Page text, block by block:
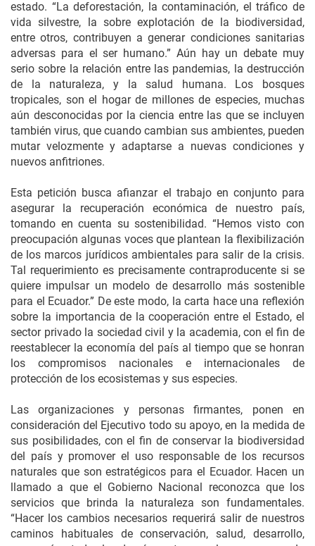
estado. “La deforestación, la contaminación, el tráfico de
vida silvestre, la sobre explotación de la biodiversidad,
entre otros, contribuyen a generar condiciones sanitarias
adversas para el ser humano.” Aún hay un debate muy
serio sobre la relación entre las pandemias, la destrucción
de la naturaleza, y la salud humana. Los bosques
tropicales, son el hogar de millones de especies, muchas
aún desconocidas por la ciencia entre las que se incluyen
también virus, que cuando cambian sus ambientes, pueden
mutar velozmente y adaptarse a nuevas condiciones y
nuevos anfitriones.
Esta petición busca afianzar el trabajo en conjunto para
asegurar la recuperación económica de nuestro país,
tomando en cuenta su sostenibilidad. “Hemos visto con
preocupación algunas voces que plantean la flexibilización
de los marcos jurídicos ambientales para salir de la crisis.
Tal requerimiento es precisamente contraproducente si se
quiere impulsar un modelo de desarrollo más sostenible
para el Ecuador.” De este modo, la carta hace una reflexión
sobre la importancia de la cooperación entre el Estado, el
sector privado la sociedad civil y la academia, con el fin de
reestablecer la economía del país al tiempo que se honran
los compromisos nacionales e internacionales de
protección de los ecosistemas y sus especies.
Las organizaciones y personas firmantes, ponen en
consideración del Ejecutivo todo su apoyo, en la medida de
sus posibilidades, con el fin de conservar la biodiversidad
del país y promover el uso responsable de los recursos
naturales que son estratégicos para el Ecuador. Hacen un
llamado a que el Gobierno Nacional reconozca que los
servicios que brinda la naturaleza son fundamentales.
“Hacer los cambios necesarios requerirá salir de nuestros
caminos habituales de conservación, salud, desarrollo,